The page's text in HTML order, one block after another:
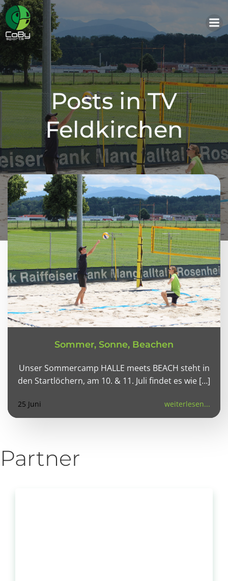
Inhalt
Posts in TV
Feldkirchen
Sommer, Sonne, Beachen
Unser Sommercamp HALLE meets BEACH steht in
den Startlöchern, am 10. & 11. Juli findet es wie […]
25 Juni weiterlesen...
Partner